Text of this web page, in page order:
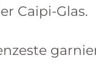
Caipi-Glas.